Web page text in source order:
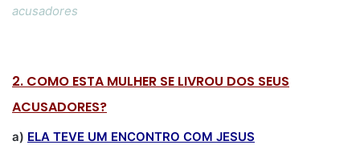
acusadores
2. COMO ESTA MULHER SE LIVROU DOS SEUS
ACUSADORES?
a) ELA TEVE UM ENCONTRO COM JESUS